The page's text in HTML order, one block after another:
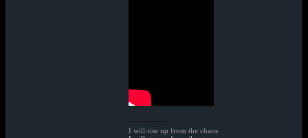
--------------
I will rise up from the chaos